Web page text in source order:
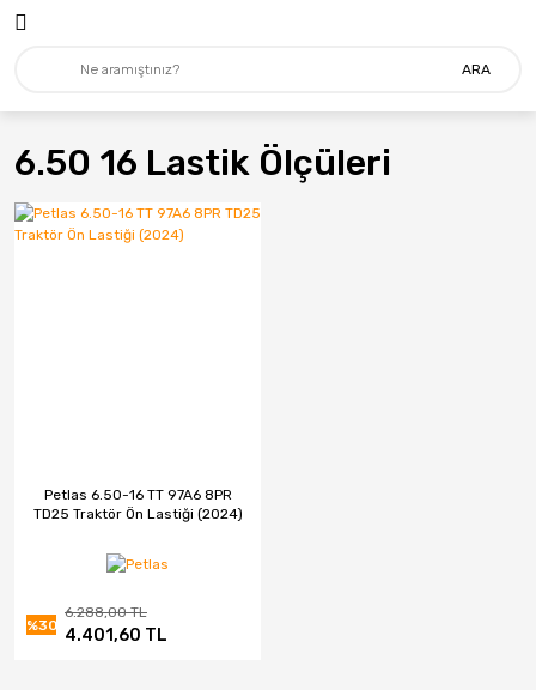
ARA
6.50 16 Lastik Ölçüleri
Petlas 6.50-16 TT 97A6 8PR
TD25 Traktör Ön Lastiği (2024)
%30
6.288,00 TL
4.401,60 TL